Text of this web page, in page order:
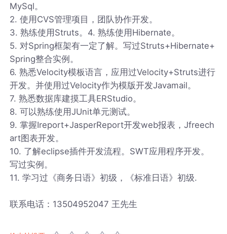
MySql。
2. 使用CVS管理项目，团队协作开发。
3. 熟练使用Struts。4. 熟练使用Hibernate。
5. 对Spring框架有一定了解。写过Struts+Hibernate+
Spring整合实例。
6. 熟悉Velocity模板语言，应用过Velocity+Struts进行
开发。并使用过Velocity作为模版开发Javamail。
7. 熟悉数据库建摸工具ERStudio。
8. 可以熟练使用JUnit单元测试。
9. 掌握Ireport+JasperReport开发web报表，Jfreech
art图表开发。
10. 了解eclipse插件开发流程。SWT应用程序开发。
写过实例。
11. 学习过《商务日语》初级，《标准日语》初级.
联系电话：13504952047 王先生